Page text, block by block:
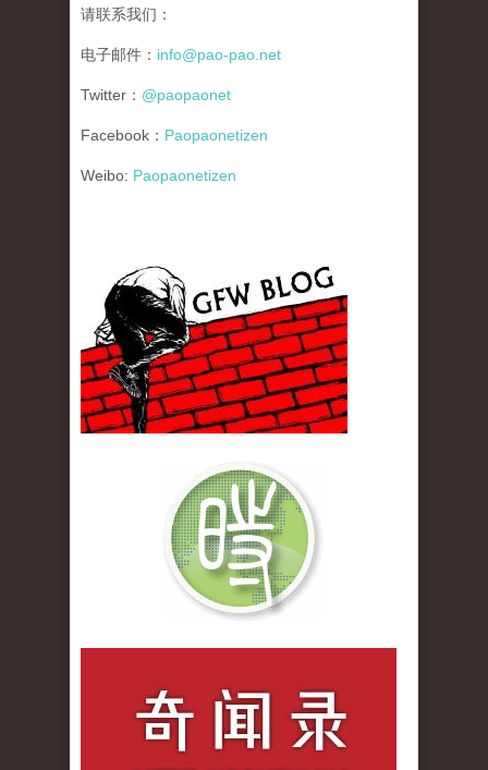
请联系我们：
电子邮件： info@pao-pao.net
Twitter： @paopaonet
Facebook： Paopaonetizen
Weibo: Paopaonetizen
gfw_blog_small.jpg